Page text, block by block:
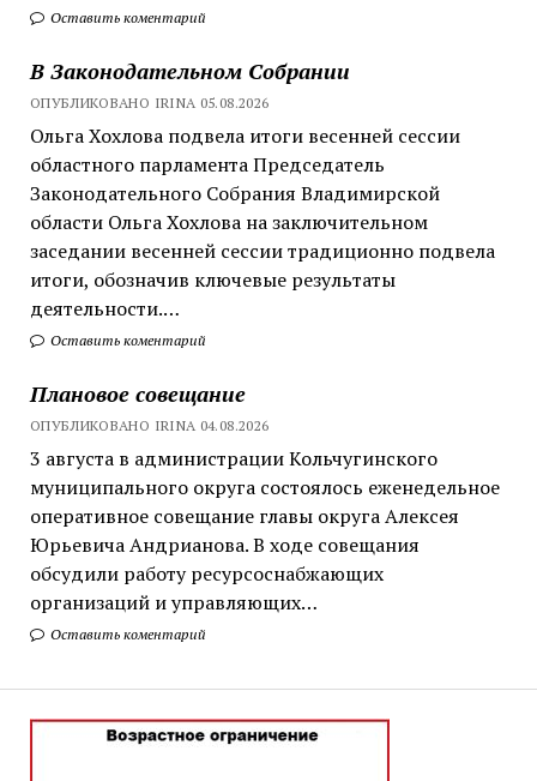
Оставить коментарий
В Законодательном Собрании
ОПУБЛИКОВАНО IRINA 05.08.2026
Ольга Хохлова подвела итоги весенней сессии
областного парламента Председатель
Законодательного Собрания Владимирской
области Ольга Хохлова на заключительном
заседании весенней сессии традиционно подвела
итоги, обозначив ключевые результаты
деятельности.…
Оставить коментарий
Плановое совещание
ОПУБЛИКОВАНО IRINA 04.08.2026
3 августа в администрации Кольчугинского
муниципального округа состоялось еженедельное
оперативное совещание главы округа Алексея
Юрьевича Андрианова. В ходе совещания
обсудили работу ресурсоснабжающих
организаций и управляющих…
Оставить коментарий